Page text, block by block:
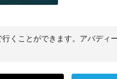
くことができます。アバディ